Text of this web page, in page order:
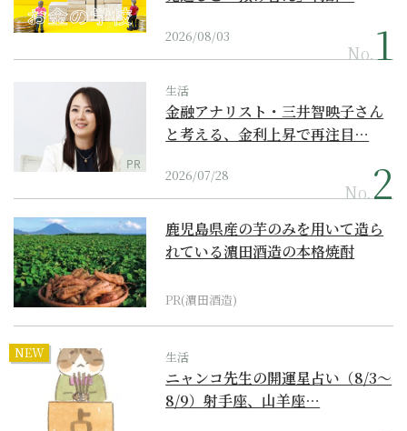
2026/08/03
No.
PR
生活
金融アナリスト・三井智映子さん
と考える、金利上昇で再注目…
2026/07/28
No.
鹿児島県産の芋のみを用いて造ら
れている濵田酒造の本格焼酎
PR(濵田酒造)
NEW 生活
ニャンコ先生の開運星占い（8/3～
8/9）射手座、山羊座…